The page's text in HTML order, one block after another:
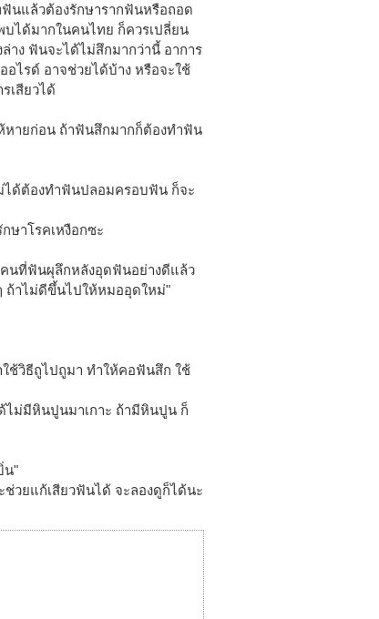
ฟันแล้วต้องรักษารากฟันหรือถอด
บได้มากในคนไทย ก็ควรเปลี่ยน
ง ฟันจะได้ไม่สึกมากว่านี้ อาการ
ไรด์ อาจช่วยได้บ้าง หรือจะใช้
เสียวได้
หายก่อน ถ้าฟันสึกมากก็ต้องทำฟัน
ด้ต้องทำฟันปลอมครอบฟัน ก็จะ
ษาโรคเหงือกซะ
นที่ฟันผุลึกหลังอุดฟันอย่างดีแล้ว
ถ้าไม่ดีขึ้นไปให้หมออุดใหม่"
ใช้วิธีถูไปถูมา ทำให้คอฟันสึก ใช้
ไม่มีหินปูนมาเกาะ ถ้ามีหินปูน ก็
น"
วยแก้เสียวฟันได้ จะลองดูก็ได้นะ